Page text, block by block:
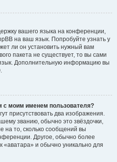
вашего языка на конференции,
на ваш язык. Попробуйте узнать у
ли он установить нужный вам
пакета не существует, то вы сами
Дополнительную информацию вы
с моим именем пользователя?
присутствовать два изображения.
званию, обычно это звёздочки,
на то, сколько сообщений вы
Другое, обычно более
«аватара» и обычно уникально для